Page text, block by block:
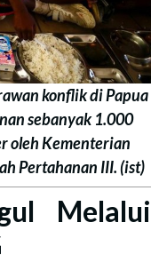
konflik di Papua
sebanyak 1.000
oleh Kementerian
Pertahanan III. (ist)
Melalui